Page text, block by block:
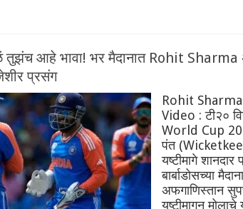
आहे भावा! भर मैदानात Rohit
प्रसंग
Rohit
Video : टी२०
World Cup
पंत
यष्टीमागे
बार्बाडोसच्या
अफगाणिस्तान
यष्टीमागून मोलाचे